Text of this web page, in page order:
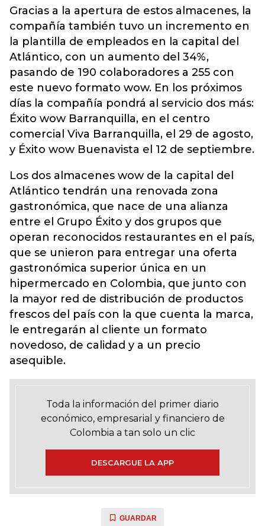
Gracias a la apertura de estos almacenes, la
compañía también tuvo un incremento en
la plantilla de empleados en la capital del
Atlántico, con un aumento del 34%,
pasando de 190 colaboradores a 255 con
este nuevo formato wow. En los próximos
días la compañía pondrá al servicio dos más:
Éxito wow Barranquilla, en el centro
comercial Viva Barranquilla, el 29 de agosto,
y Éxito wow Buenavista el 12 de septiembre.
Los dos almacenes wow de la capital del
Atlántico tendrán una renovada zona
gastronómica, que nace de una alianza
entre el Grupo Éxito y dos grupos que
operan reconocidos restaurantes en el país,
que se unieron para entregar una oferta
gastronómica superior única en un
hipermercado en Colombia, que junto con
la mayor red de distribución de productos
frescos del país con la que cuenta la marca,
le entregarán al cliente un formato
novedoso, de calidad y a un precio
asequible.
Toda la información del primer diario
económico, empresarial y financiero de
Colombia a tan solo un clic
DESCARGUE LA APP
GUARDAR